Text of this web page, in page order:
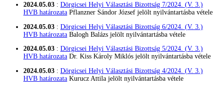
2024.05.03 : Dörgicsei Helyi Választási Bizottság 7/2024. (V. 3.)
HVB határozata Pflanzner Sándor József jelölt nyilvántartásba vétele
2024.05.03 : Dörgicsei Helyi Választási Bizottság 6/2024. (V. 3.)
HVB határozata Balogh Balázs jelölt nyilvántartásba vétele
2024.05.03 : Dörgicsei Helyi Választási Bizottság 5/2024. (V. 3.)
HVB határozata Dr. Kiss Károly Miklós jelölt nyilvántartásba vétele
2024.05.03 : Dörgicsei Helyi Választási Bizottság 4/2024. (V. 3.)
HVB határozata Kurucz Attila jelölt nyilvántartásba vétele